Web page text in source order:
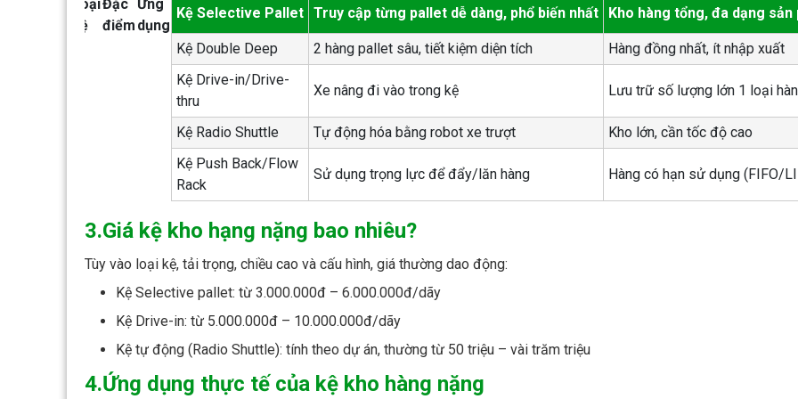
Loại
kệ
Đặc
điểm
Ứng
dụng
Kệ Selective Pallet Truy cập từng pallet dễ dàng, phổ biến nhất Kho hàng tổng, đa dạng sản
Kệ Double Deep 2 hàng pallet sâu, tiết kiệm diện tích
Hàng đồng nhất, ít nhập xuất
Kệ Drive-in/Drive-
thru
Xe nâng đi vào trong kệ Lưu trữ số lượng lớn 1 loại
Kệ Radio Shuttle Tự động hóa bằng robot xe trượt
Kho lớn, cần tốc độ cao
Kệ Push Back/Flow
Rack
Sử dụng trọng lực để đẩy/lăn hàng Hàng có hạn sử dụng (FIFO/
3.Giá kệ kho hạng nặng bao nhiêu?
Tùy vào loại kệ, tải trọng, chiều cao và cấu hình, giá thường dao động:
Kệ Selective pallet: từ 3.000.000đ – 6.000.000đ/dãy
Kệ Drive-in: từ 5.000.000đ – 10.000.000đ/dãy
Kệ tự động (Radio Shuttle): tính theo dự án, thường từ 50 triệu – vài trăm triệu
4.Ứng dụng thực tế của kệ kho hàng nặng